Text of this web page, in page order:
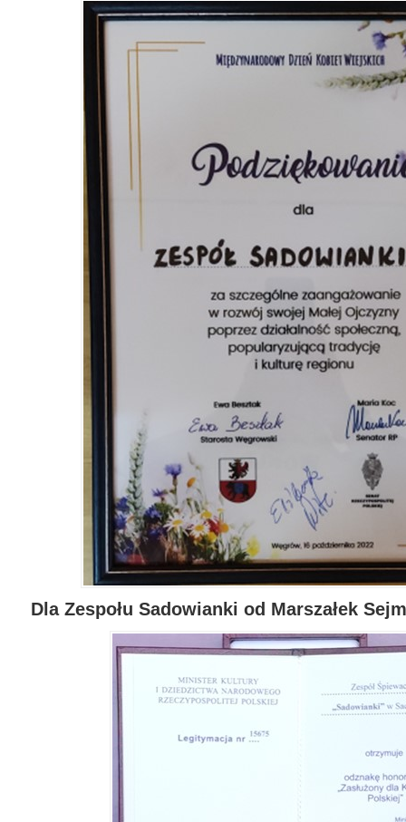
Dla Zespołu Sadowianki od Marszałek